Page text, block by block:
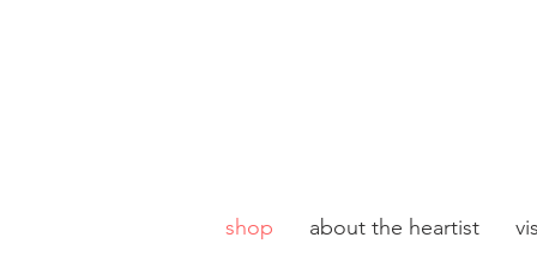
shop about the heartist